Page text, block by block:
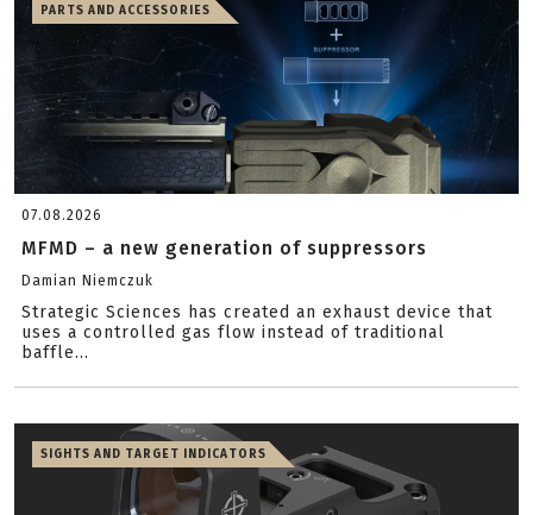
PARTS AND ACCESSORIES
07.08.2026
MFMD – a new generation of suppressors
Damian Niemczuk
Strategic Sciences has created an exhaust device that
uses a controlled gas flow instead of traditional
baffle...
SIGHTS AND TARGET INDICATORS